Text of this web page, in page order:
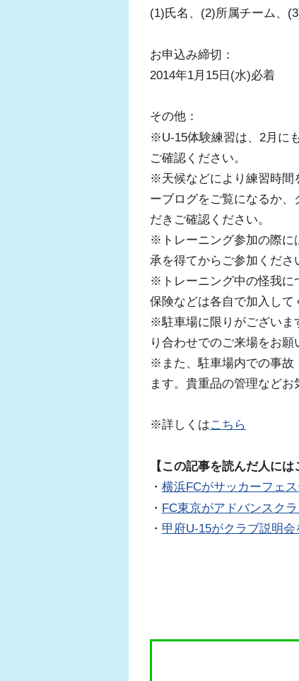
(1)氏名、(2)所属チーム、
お申込み締切：
2014年1月15日(水)必着
その他：
※U-15体験練習は、2月に
ご確認ください。
※天候などにより練習時間
ーブログをご覧になるか
だきご確認ください。
※トレーニング参加の際に
承を得てからご参加くださ
※トレーニング中の怪我に
保険などは各自で加入して
※駐車場に限りがございま
り合わせでのご来場をお願
※また、駐車場内での事故
ます。貴重品の管理などお
※詳しくはこちら
【この記事を読んだ人には
・ 横浜FCがサッカーフェ
・ FC東京がアドバンスク
・ 甲府U-15がクラブ説明会